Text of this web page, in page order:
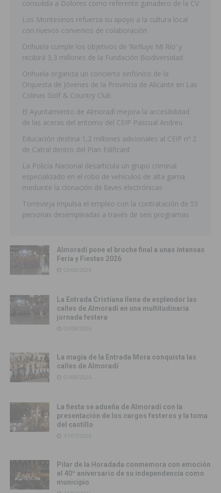
consolida a Dolores como referente ganadero de la CV
Los Montesinos refuerza su apoyo a la cultura local
con nuevos convenios de colaboración
Orihuela cumple los objetivos de ‘Refluye Mi Río’ y
recibirá 3,3 millones de la Fundación Biodiversidad
Orihuela organiza un concierto sinfónico de la
Orquesta de Jóvenes de la Provincia de Alicante en Las
Colinas Golf & Country Club
El Ayuntamiento de Almoradí mejora la accesibilidad
de las aceras del entorno del CEIP Pascual Andreu
Educación destina 1,2 millones adicionales al CEIP nº 2
de Catral dentro del Plan Edificant
La Policía Nacional desarticula un grupo criminal
especializado en el robo de vehículos de alta gama
mediante la clonación de llaves electrónicas
Torrevieja impulsa el empleo con la contratación de 55
personas desempleadas a través de seis programas
Almoradí pone el broche final a unas intensas
Feria y Fiestas 2026
03/08/2026
La Entrada Cristiana llena de esplendor las
calles de Almoradí en una multitudinaria
jornada festera
02/08/2026
La magia de la Entrada Mora conquista las
calles de Almoradí
01/08/2026
La fiesta se adueña de Almoradí con la
presentación de los cargos festeros y la toma
del castillo
31/07/2026
Pilar de la Horadada conmemora con emoción
el 40º aniversario de su independencia como
municipio